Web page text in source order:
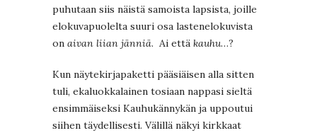
puhutaan siis näistä samoista lapsista, joille
elokuvapuolelta suuri osa lastenelokuvista
on aivan liian jänniä. Ai että kauhu…?
Kun näytekirjapaketti pääsiäisen alla sitten
tuli, ekaluokkalainen tosiaan nappasi sieltä
ensimmäiseksi Kauhukännykän ja uppoutui
siihen täydellisesti. Välillä näkyi kirkkaat